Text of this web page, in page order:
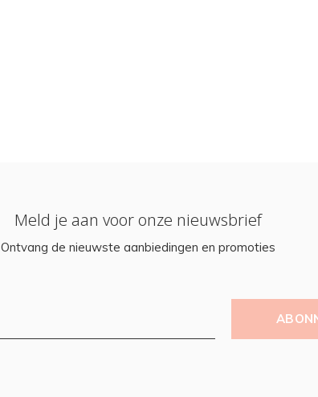
Meld je aan voor onze nieuwsbrief
Ontvang de nieuwste aanbiedingen en promoties